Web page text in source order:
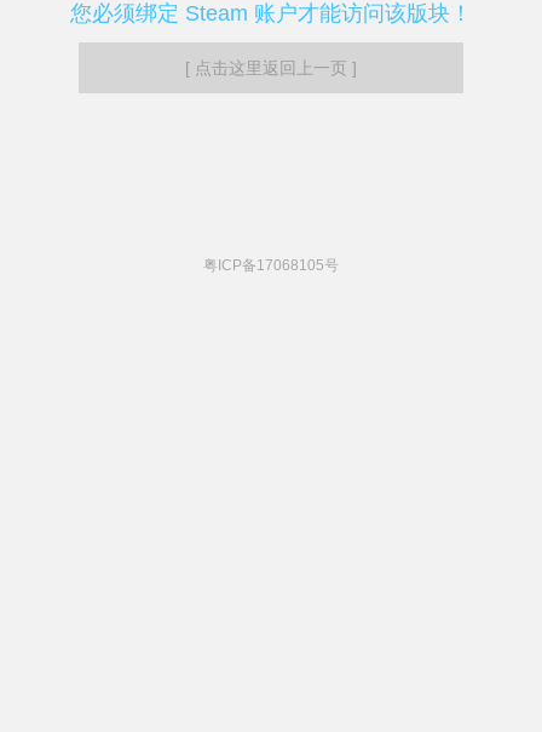
您必须绑定 Steam 账户才能访问该版块！
[ 点击这里返回上一页 ]
粤ICP备17068105号